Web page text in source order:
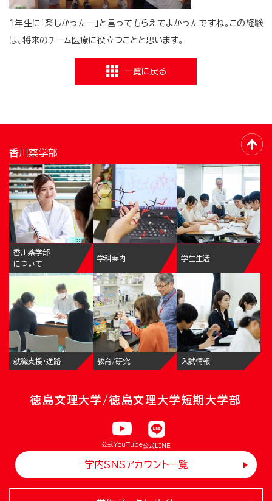
１年生に「楽しかったー」と言ってもらえてよかったですね。この経験
は、将来のチーム医療に役立つことと思います。
一覧に戻る
香川薬学部
香川薬学部
について
学科案内 学生生活
就職支援・進路 教育/研究 入試情報
徳島文理大学/徳島文理大学短期大学部
公式YouTube公式LINE
学内SNSアカウント一覧